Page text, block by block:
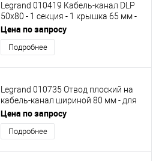
Legrand 010419 Кабель-канал DLP
50x80 - 1 секция - 1 крышка 65 мм -
длина 2 метра - белый
Цена по запросу
Подробнее
Legrand 010735 Отвод плоский на
кабель-канал шириной 80 мм - для
односекционных кабель-каналов
DLP 35х80/105, 50х80/150 - белый
Цена по запросу
Подробнее